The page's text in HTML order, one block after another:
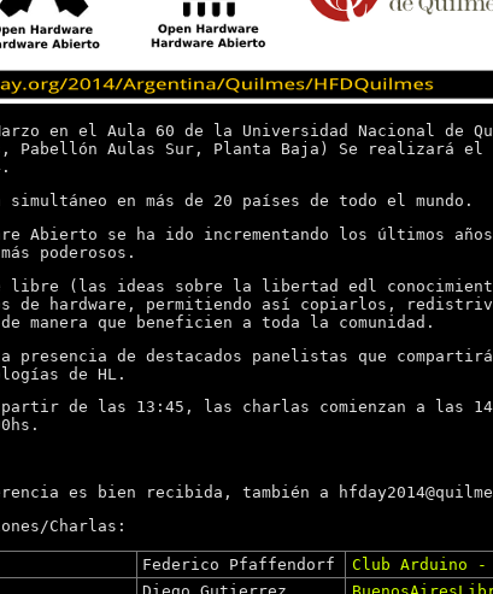
en el Aula 60 de la Universidad Nacional de
Pabellón Aulas Sur, Planta Baja) Se realizará
en más de 20 países de todo el mundo.
Abierto se ha ido incrementando los últimos
poderosos.
(las ideas sobre la libertad edl
de hardware, permitiendo así copiarlos,
manera que beneficien a toda la comunidad.
presencia de destacados panelistas que
de HL.
de las 13:45, las charlas comienzan a las
es bien recibida, también a
Charlas:
Federico Pfaffendorf
Club Arduino -
Diego Gutierrez